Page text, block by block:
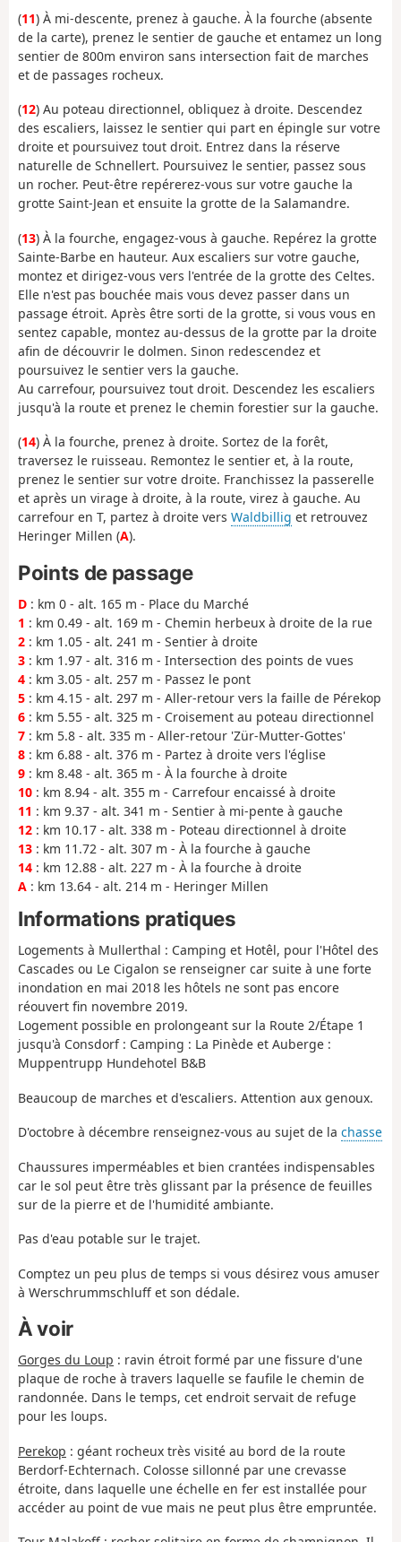
(11) À mi-descente, prenez à gauche. À la fourche (absente
de la carte), prenez le sentier de gauche et entamez un long
sentier de 800m environ sans intersection fait de marches
et de passages rocheux.
(12) Au poteau directionnel, obliquez à droite. Descendez
des escaliers, laissez le sentier qui part en épingle sur votre
droite et poursuivez tout droit. Entrez dans la réserve
naturelle de Schnellert. Poursuivez le sentier, passez sous
un rocher. Peut-être repérerez-vous sur votre gauche la
grotte Saint-Jean et ensuite la grotte de la Salamandre.
(13) À la fourche, engagez-vous à gauche. Repérez la grotte
Sainte-Barbe en hauteur. Aux escaliers sur votre gauche,
montez et dirigez-vous vers l'entrée de la grotte des Celtes.
Elle n'est pas bouchée mais vous devez passer dans un
passage étroit. Après être sorti de la grotte, si vous vous en
sentez capable, montez au-dessus de la grotte par la droite
afin de découvrir le dolmen. Sinon redescendez et
poursuivez le sentier vers la gauche.
Au carrefour, poursuivez tout droit. Descendez les escaliers
jusqu'à la route et prenez le chemin forestier sur la gauche.
(14) À la fourche, prenez à droite. Sortez de la forêt,
traversez le ruisseau. Remontez le sentier et, à la route,
prenez le sentier sur votre droite. Franchissez la passerelle
et après un virage à droite, à la route, virez à gauche. Au
carrefour en T, partez à droite vers Waldbillig et retrouvez
Heringer Millen (A).
Points de passage
D : km 0 - alt. 165 m - Place du Marché
1 : km 0.49 - alt. 169 m - Chemin herbeux à droite de la rue
2 : km 1.05 - alt. 241 m - Sentier à droite
3 : km 1.97 - alt. 316 m - Intersection des points de vues
4 : km 3.05 - alt. 257 m - Passez le pont
5 : km 4.15 - alt. 297 m - Aller-retour vers la faille de Pérekop
6 : km 5.55 - alt. 325 m - Croisement au poteau directionnel
7 : km 5.8 - alt. 335 m - Aller-retour 'Zür-Mutter-Gottes'
8 : km 6.88 - alt. 376 m - Partez à droite vers l'église
9 : km 8.48 - alt. 365 m - À la fourche à droite
10 : km 8.94 - alt. 355 m - Carrefour encaissé à droite
11 : km 9.37 - alt. 341 m - Sentier à mi-pente à gauche
12 : km 10.17 - alt. 338 m - Poteau directionnel à droite
13 : km 11.72 - alt. 307 m - À la fourche à gauche
14 : km 12.88 - alt. 227 m - À la fourche à droite
A : km 13.64 - alt. 214 m - Heringer Millen
Informations pratiques
Logements à Mullerthal : Camping et Hotêl, pour l'Hôtel des
Cascades ou Le Cigalon se renseigner car suite à une forte
inondation en mai 2018 les hôtels ne sont pas encore
réouvert fin novembre 2019.
Logement possible en prolongeant sur la Route 2/Étape 1
jusqu'à Consdorf : Camping : La Pinède et Auberge :
Muppentrupp Hundehotel B&B
Beaucoup de marches et d'escaliers. Attention aux genoux.
D'octobre à décembre renseignez-vous au sujet de la chasse
Chaussures imperméables et bien crantées indispensables
car le sol peut être très glissant par la présence de feuilles
sur de la pierre et de l'humidité ambiante.
Pas d'eau potable sur le trajet.
Comptez un peu plus de temps si vous désirez vous amuser
à Werschrummschluff et son dédale.
À voir
Gorges du Loup : ravin étroit formé par une fissure d'une
plaque de roche à travers laquelle se faufile le chemin de
randonnée. Dans le temps, cet endroit servait de refuge
pour les loups.
Perekop : géant rocheux très visité au bord de la route
Berdorf-Echternach. Colosse sillonné par une crevasse
étroite, dans laquelle une échelle en fer est installée pour
accéder au point de vue mais ne peut plus être empruntée.